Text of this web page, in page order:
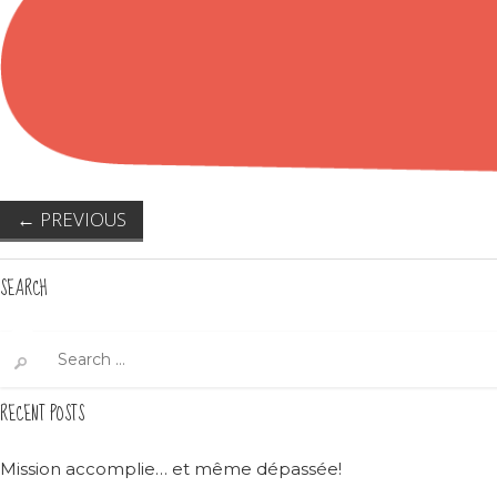
← PREVIOUS
SEARCH
for:
RECENT POSTS
Mission accomplie… et même dépassée!